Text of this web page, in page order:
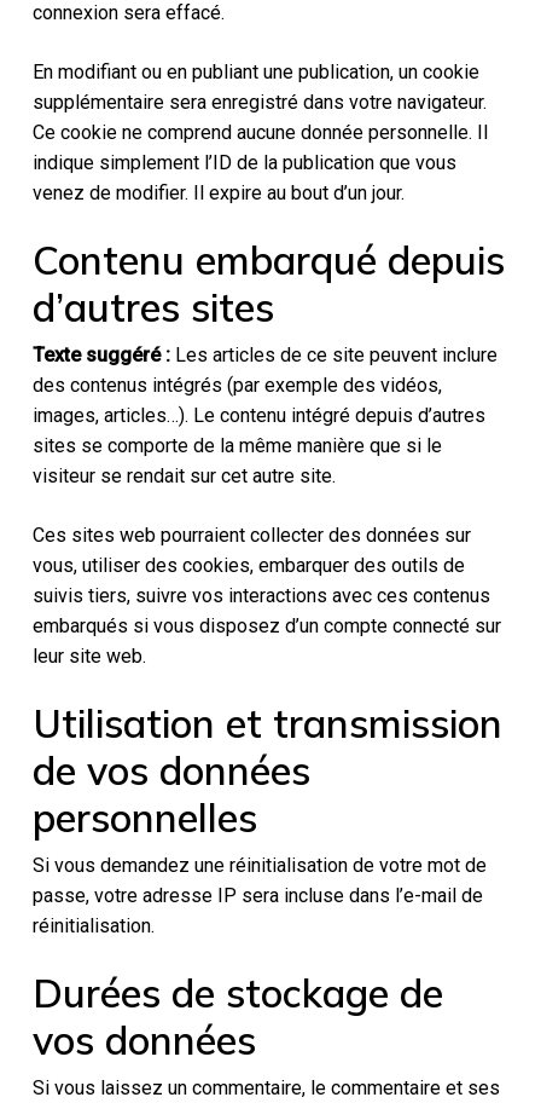
connexion sera effacé.
En modifiant ou en publiant une publication, un cookie
supplémentaire sera enregistré dans votre navigateur.
Ce cookie ne comprend aucune donnée personnelle. Il
indique simplement l’ID de la publication que vous
venez de modifier. Il expire au bout d’un jour.
Contenu embarqué depuis
d’autres sites
Texte suggéré : Les articles de ce site peuvent inclure
des contenus intégrés (par exemple des vidéos,
images, articles…). Le contenu intégré depuis d’autres
sites se comporte de la même manière que si le
visiteur se rendait sur cet autre site.
Ces sites web pourraient collecter des données sur
vous, utiliser des cookies, embarquer des outils de
suivis tiers, suivre vos interactions avec ces contenus
embarqués si vous disposez d’un compte connecté sur
leur site web.
Utilisation et transmission
de vos données
personnelles
Si vous demandez une réinitialisation de votre mot de
passe, votre adresse IP sera incluse dans l’e-mail de
réinitialisation.
Durées de stockage de
vos données
Si vous laissez un commentaire, le commentaire et ses